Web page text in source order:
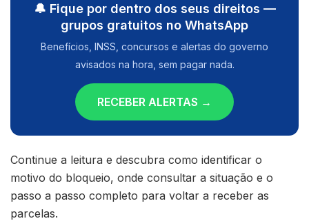
🔔 Fique por dentro dos seus direitos —
grupos gratuitos no WhatsApp
Benefícios, INSS, concursos e alertas do governo
avisados na hora, sem pagar nada.
RECEBER ALERTAS →
Continue a leitura e descubra como identificar o
motivo do bloqueio, onde consultar a situação e o
passo a passo completo para voltar a receber as
parcelas.